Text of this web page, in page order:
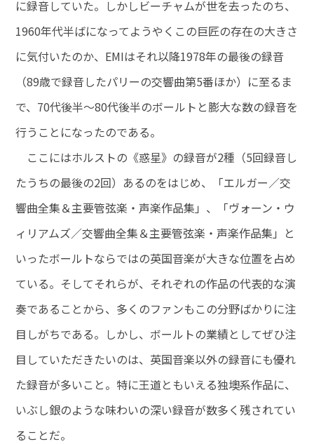
に録音していた。しかしビーチャムが世を去ったのち、
1960年代半ばになってようやくこの巨匠の存在の大きさ
に気付いたのか、EMIはそれ以降1978年の最後の録音
（89歳で録音したパリーの交響曲第5番ほか）に至るま
で、70代後半～80代後半のボールトと膨大な数の録音を
行うことになったのである。
ここにはホルストの《惑星》の録音が2種（5回録音し
たうちの最後の2回）あるのをはじめ、「エルガー／交
響曲全集＆主要管弦楽・声楽作品集」、「ヴォーン・ウ
ィリアムズ／交響曲全集＆主要管弦楽・声楽作品集」と
いったボールトならではの英国音楽が大きな位置を占め
ている。そしてそれらが、それぞれの作品の代表的な演
奏であることから、多くのファンもこの分野ばかりに注
目しがちである。しかし、ボールトの業績としてぜひ注
目していただきたいのは、英国音楽以外の録音にも優れ
た録音が多いこと。特に王道ともいえる独墺系作品に、
いぶし銀のような味わいの深い録音が数多く残されてい
ることだ。